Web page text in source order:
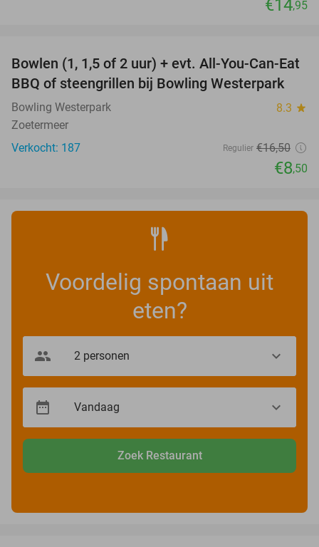
€14,95
48%
Bowlen (1, 1,5 of 2 uur) + evt. All-You-Can-Eat
BBQ of steengrillen bij Bowling Westerpark
Bowling Westerpark 8.3 star
Zoetermeer
Verkocht: 187
Regulier €16,50
€8,50
Voordelig spontaan uit
eten?
Zoek Restaurant